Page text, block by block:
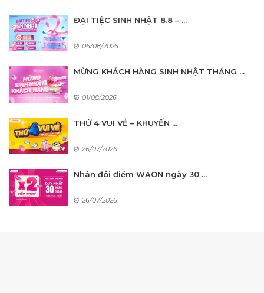
ĐẠI TIỆC SINH NHẬT 8.8 – ...
06/08/2026
MỪNG KHÁCH HÀNG SINH NHẬT THÁNG ...
01/08/2026
THỨ 4 VUI VẺ – KHUYẾN ...
26/07/2026
Nhân đôi điểm WAON ngày 30 ...
26/07/2026